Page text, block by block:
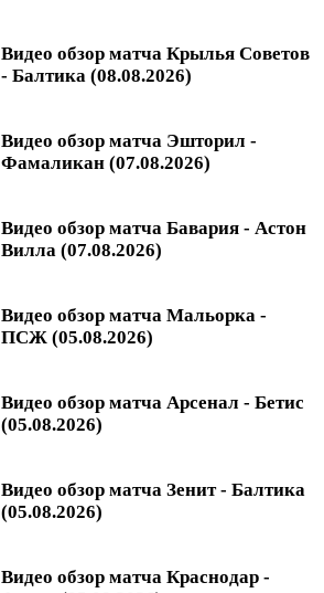
Видео обзор матча Крылья Советов
- Балтика (08.08.2026)
Видео обзор матча Эшторил -
Фамаликан (07.08.2026)
Видео обзор матча Бавария - Астон
Вилла (07.08.2026)
Видео обзор матча Мальорка -
ПСЖ (05.08.2026)
Видео обзор матча Арсенал - Бетис
(05.08.2026)
Видео обзор матча Зенит - Балтика
(05.08.2026)
Видео обзор матча Краснодар -